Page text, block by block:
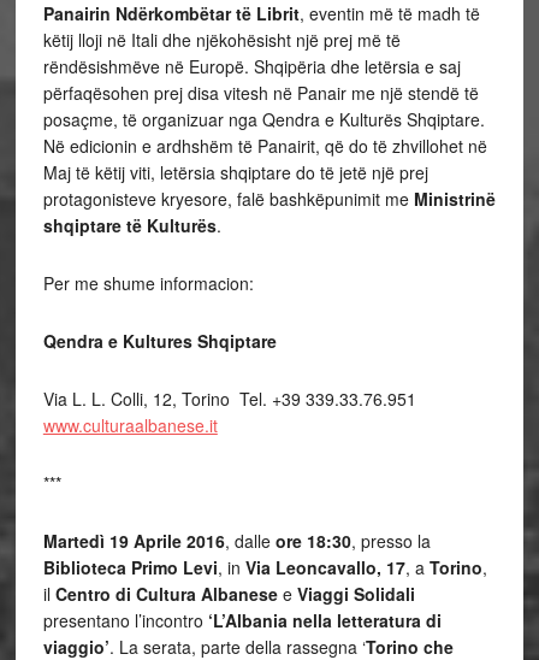
Panairin Ndërkombëtar të Librit, eventin më të madh të
këtij lloji në Itali dhe njëkohësisht një prej më të
rëndësishmëve në Europë. Shqipëria dhe letërsia e saj
përfaqësohen prej disa vitesh në Panair me një stendë të
posaçme, të organizuar nga Qendra e Kulturës Shqiptare.
Në edicionin e ardhshëm të Panairit, që do të zhvillohet në
Maj të këtij viti, letërsia shqiptare do të jetë një prej
protagonisteve kryesore, falë bashkëpunimit me Ministrinë
shqiptare të Kulturës.
Per me shume informacion:
Qendra e Kultures Shqiptare
Via L. L. Colli, 12, Torino Tel. +39 339.33.76.951
www.culturaalbanese.it
***
Martedì 19 Aprile 2016, dalle ore 18:30, presso la
Biblioteca Primo Levi, in Via Leoncavallo, 17, a Torino,
il Centro di Cultura Albanesee Viaggi Solidali
presentano l’incontro ‘L’Albania nella letteratura di
viaggio’. La serata, parte della rassegna ‘Torino che